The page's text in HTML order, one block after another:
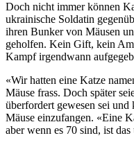
Doch nicht immer können
ukrainische Soldatin
ihren Bunker von Mäusen
geholfen. Kein Gift, kein
Kampf irgendwann
«Wir hatten eine Katze
Mäuse frass. Doch später
überfordert gewesen sei
Mäuse einzufangen. «Eine
aber wenn es 70 sind, ist das